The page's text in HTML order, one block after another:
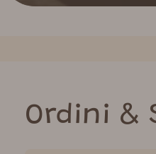
Ordini &